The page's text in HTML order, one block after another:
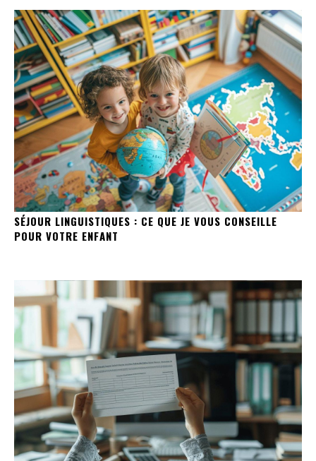
SÉJOUR LINGUISTIQUES : CE QUE JE VOUS CONSEILLE
POUR VOTRE ENFANT